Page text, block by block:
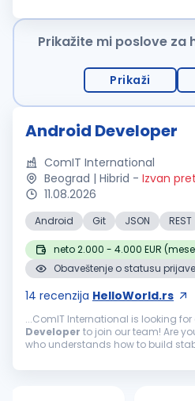
AndroidTV, Linux...
Prikažite mi poslove za
Prikaži
Android Developer
ComIT International
Beograd | Hibrid - Izvan
11.08.2026
Android Git JSON REST
neto 2.000 - 4.000 EUR
Obaveštenje o statusu prijave
14 recenzija HelloWorld.rs
...ComIT International is looking for
Developer to join our team! Are
who understands how to build
Android